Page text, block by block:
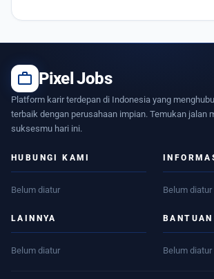
work Pixel Jobs
Platform karir terdepan di Indonesia yang
terbaik dengan perusahaan impian. Temukan jalan
suksesmu hari ini.
HUBUNGI KAMI
Belum diatur Belum diatur
LAINNYA
Belum diatur
BANTUAN
Belum diatur